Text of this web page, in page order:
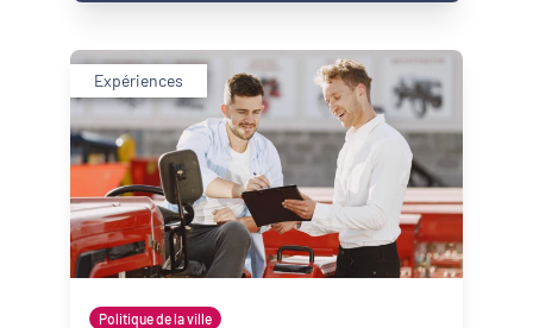
Expériences
Politique de la ville